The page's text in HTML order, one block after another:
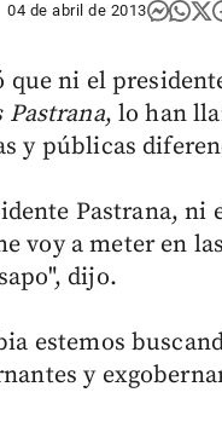
04 de abril de 2013
que ni el
Pastrana, lo han
y públicas
Pastrana, ni
voy a meter en
dijo.
estemos
y